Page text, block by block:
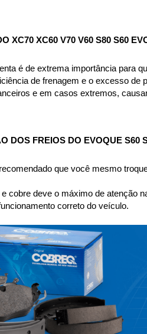
XC70 XC60 V70 V60 S80 S60
é de extrema importância para
de frenagem e o excesso
e em casos extremos,
DOS FREIOS DO EVOQUE S60
que você mesmo
cobre deve o máximo de atenção
correto do veículo.